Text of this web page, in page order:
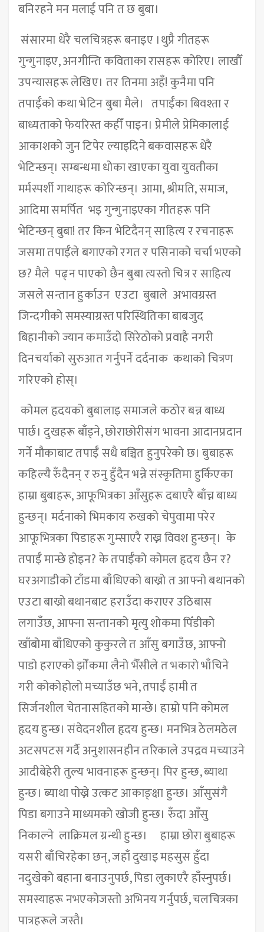
बनिरहने मन मलाई पनि त छ बुबा।
संसारमा धेरै चलचित्रहरू बनाइए ।थुप्रै गीतहरू
गुन्गुनाइए, अनगीन्ति कविताका रासहरू कोरिए। लाखौँ
उपन्यासहरू लेखिए। तर तिनमा अहँ! कुनैमा पनि
तपाईँको कथा भेटिन बुबा मैले। तपाईँका बिवश्ता र
बाध्यताको फेयरिस्त कहीँ पाइन। प्रेमीले प्रेमिकालाई
आकाशको जुन टिपेर ल्याइदिने बकवासहरू धेरै
भेटिन्छन्। सम्बन्धमा धोका खाएका युवा युवतीका
मर्मस्पर्शी गाथाहरू कोरिन्छन्। आमा, श्रीमति, समाज,
आदिमा समर्पित भइ गुन्गुनाइएका गीतहरू पनि
भेटिन्छन् बुबा! तर किन भेटिदैनन् साहित्य र रचनाहरू
जसमा तपाईँले बगाएको रगत र पसिनाको चर्चा भएको
छ? मैले पढ्न पाएको छैन बुबा त्यस्तो चित्र र साहित्य
जसले सन्तान हुर्काउन एउटा बुबाले अभावग्रस्त
जिन्दगीको समस्याग्रस्त परिस्थितिका बाबजुद
बिहानीको ज्यान कमाउँदो सिरेठोको प्रवाहै नगरी
दिनचर्याको सुरुआत गर्नुपर्ने दर्दनाक कथाको चित्रण
गरिएको होस्।
कोमल हृदयको बुबालाइ समाजले कठोर बन्न बाध्य
पार्छ। दुखहरू बाँड्ने, छोराछोरीसंग भावना आदानप्रदान
गर्ने मौकाबाट तपाईँ सधै बञ्चित हुनुपरेको छ। बुबाहरू
कहिल्यै रुँदैनन् र रुनु हुँदैन भन्ने संस्कृतिमा हुर्किएका
हाम्रा बुबाहरू, आफूभित्रका आँसुहरू दबाएरै बाँच्न बाध्य
हुन्छन्। मर्दनाको भिमकाय रुखको चेपुवामा परेर
आफूभित्रका पिडाहरू गुम्साएरै राख्न विवश हुन्छन्। के
तपाईँ मान्छे होइन? के तपाईँको कोमल हृदय छैन र?
घरअगाडीको टाँडमा बाँधिएको बाख्रो त आफ्नो बथानको
एउटा बाख्रो बथानबाट हराउँदा कराएर उठिबास
लगाउँछ, आफ्ना सन्तानको मृत्यु शोकमा पिँडीको
खाँबोमा बाँधिएको कुकुरले त आँसु बगाउँछ, आफ्नो
पाडो हराएको झोँकमा लैनो भैँसीले त भकारो भाँचिने
गरी कोकोहोलो मच्याउँछ भने, तपाईँ हामी त
सिर्जनशील चेतनासहितको मान्छे। हाम्रो पनि कोमल
हृदय हुन्छ। संवेदनशील हृदय हुन्छ। मनभित्र ठेलमठेल
अटसपटस गर्दै अनुशासनहीन तरिकाले उपद्रव मच्याउने
आदीबेहेरी तुल्य भावनाहरू हुन्छन्। पिर हुन्छ, ब्याथा
हुन्छ। ब्याथा पोख्ने उत्कट आकाङ्क्षा हुन्छ। आँसुसंगै
पिडा बगाउने माध्यमको खोजी हुन्छ। रुँदा आँसु
निकाल्ने लाक्रिमल ग्रन्थी हुन्छ। हाम्रा छोरा बुबाहरू
यसरी बाँचिरहेका छन्, जहाँ दुखाइ महसुस हुँदा
नदुखेको बहाना बनाउनुपर्छ, पिडा लुकाएरै हाँस्नुपर्छ।
समस्याहरू नभएकोजस्तो अभिनय गर्नुपर्छ, चलचित्रका
पात्रहरूले जस्तै।